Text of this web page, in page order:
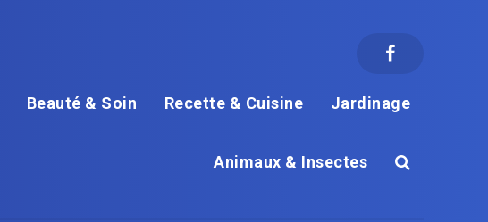
Beauté & Soin Recette & Cuisine Jardinage
Animaux & Insectes